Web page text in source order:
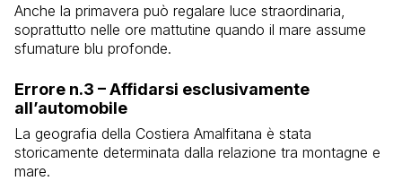
Anche la primavera può regalare luce straordinaria,
soprattutto nelle ore mattutine quando il mare assume
sfumature blu profonde.
Errore n.3 – Affidarsi esclusivamente
all’automobile
La geografia della Costiera Amalfitana è stata
storicamente determinata dalla relazione tra montagne e
mare.